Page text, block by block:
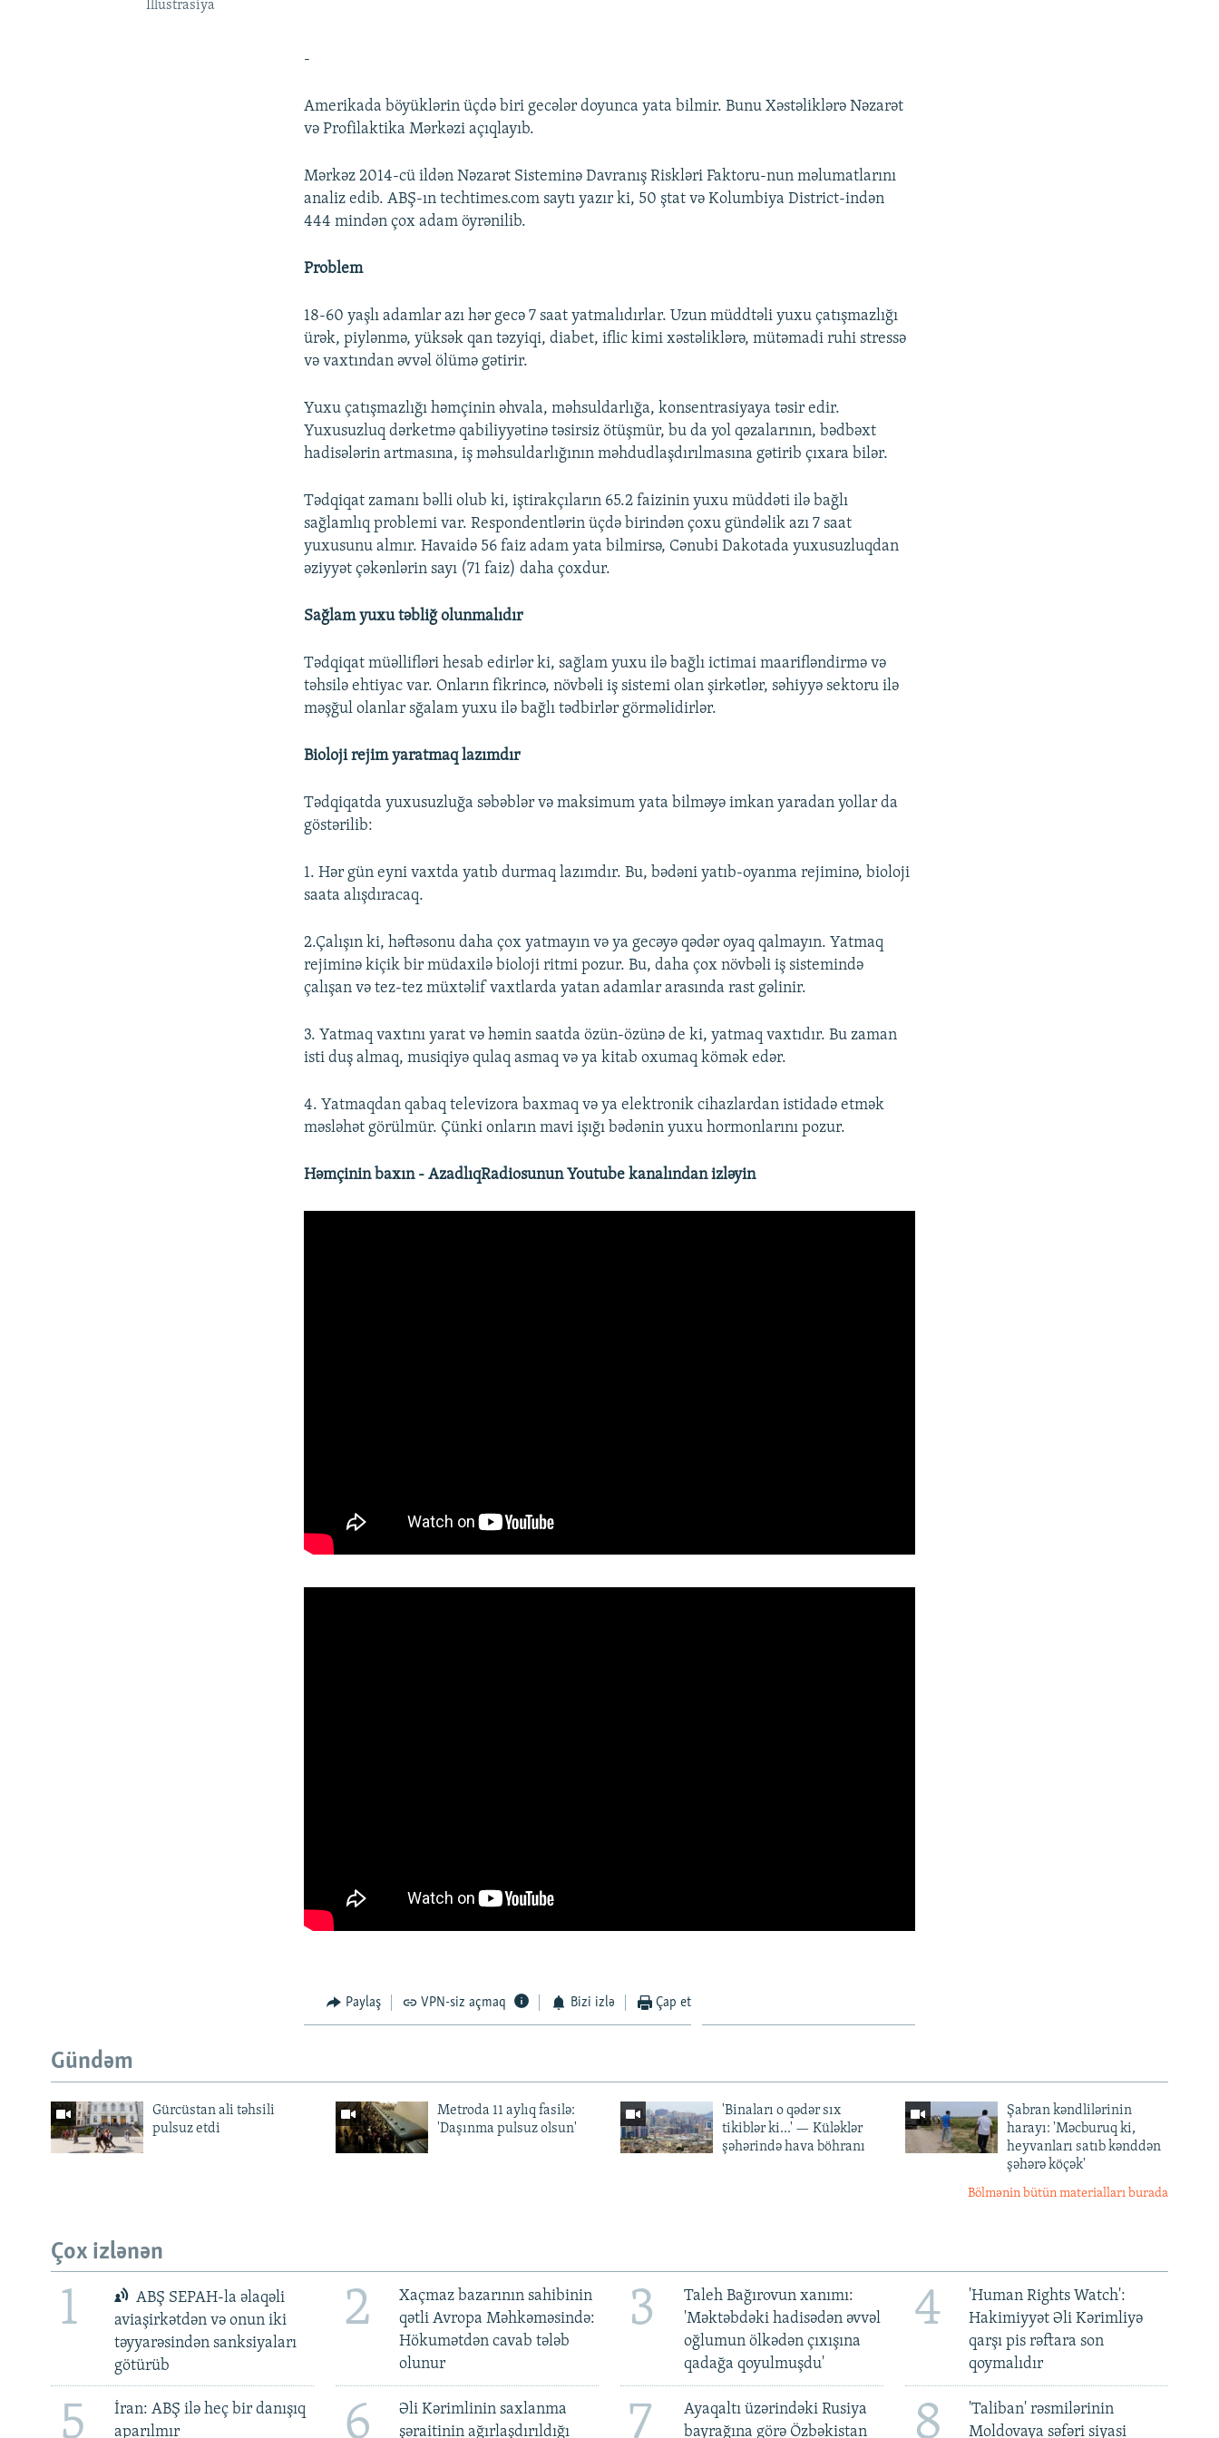
İllustrasiya
-
Amerikada böyüklərin üçdə biri gecələr doyunca yata bilmir. Bunu Xəstəliklərə Nəzarət
və Profilaktika Mərkəzi açıqlayıb.
Mərkəz 2014-cü ildən Nəzarət Sisteminə Davranış Riskləri Faktoru-nun məlumatlarını
analiz edib. ABŞ-ın techtimes.com saytı yazır ki, 50 ştat və Kolumbiya District-indən
444 mindən çox adam öyrənilib.
Problem
18-60 yaşlı adamlar azı hər gecə 7 saat yatmalıdırlar. Uzun müddtəli yuxu çatışmazlığı
ürək, piylənmə, yüksək qan təzyiqi, diabet, iflic kimi xəstəliklərə, mütəmadi ruhi stressə
və vaxtından əvvəl ölümə gətirir.
Yuxu çatışmazlığı həmçinin əhvala, məhsuldarlığa, konsentrasiyaya təsir edir.
Yuxusuzluq dərketmə qabiliyyətinə təsirsiz ötüşmür, bu da yol qəzalarının, bədbəxt
hadisələrin artmasına, iş məhsuldarlığının məhdudlaşdırılmasına gətirib çıxara bilər.
Tədqiqat zamanı bəlli olub ki, iştirakçıların 65.2 faizinin yuxu müddəti ilə bağlı
sağlamlıq problemi var. Respondentlərin üçdə birindən çoxu gündəlik azı 7 saat
yuxusunu almır. Havaidə 56 faiz adam yata bilmirsə, Cənubi Dakotada yuxusuzluqdan
əziyyət çəkənlərin sayı (71 faiz) daha çoxdur.
Sağlam yuxu təbliğ olunmalıdır
Tədqiqat müəllifləri hesab edirlər ki, sağlam yuxu ilə bağlı ictimai maarifləndirmə və
təhsilə ehtiyac var. Onların fikrincə, növbəli iş sistemi olan şirkətlər, səhiyyə sektoru ilə
məşğul olanlar sğalam yuxu ilə bağlı tədbirlər görməlidirlər.
Bioloji rejim yaratmaq lazımdır
Tədqiqatda yuxusuzluğa səbəblər və maksimum yata bilməyə imkan yaradan yollar da
göstərilib:
1. Hər gün eyni vaxtda yatıb durmaq lazımdır. Bu, bədəni yatıb-oyanma rejiminə, bioloji
saata alışdıracaq.
2.Çalışın ki, həftəsonu daha çox yatmayın və ya gecəyə qədər oyaq qalmayın. Yatmaq
rejiminə kiçik bir müdaxilə bioloji ritmi pozur. Bu, daha çox növbəli iş sistemində
çalışan və tez-tez müxtəlif vaxtlarda yatan adamlar arasında rast gəlinir.
3. Yatmaq vaxtını yarat və həmin saatda özün-özünə de ki, yatmaq vaxtıdır. Bu zaman
isti duş almaq, musiqiyə qulaq asmaq və ya kitab oxumaq kömək edər.
4. Yatmaqdan qabaq televizora baxmaq və ya elektronik cihazlardan istidadə etmək
məsləhət görülmür. Çünki onların mavi işığı bədənin yuxu hormonlarını pozur.
Həmçinin baxın - AzadlıqRadiosunun Youtube kanalından izləyin
Paylaş VPN-siz açmaq Bizi izlə Çap et
Gündəm
Gürcüstan ali təhsili
pulsuz etdi
Metroda 11 aylıq fasilə:
'Daşınma pulsuz olsun'
'Binaları o qədər sıx
tikiblər ki...' — Küləklər
şəhərində hava böhranı
Şabran kəndlilərinin
harayı: 'Məcburuq ki,
heyvanları satıb kənddən
şəhərə köçək'
Bölmənin bütün materialları burada
Çox izlənən
1
ABŞ SEPAH-la əlaqəli
aviaşirkətdən və onun iki
təyyarəsindən sanksiyaları
götürüb
2
Xaçmaz bazarının sahibinin
qətli Avropa Məhkəməsində:
Hökumətdən cavab tələb
olunur
3
Taleh Bağırovun xanımı:
'Məktəbdəki hadisədən əvvəl
oğlumun ölkədən çıxışına
qadağa qoyulmuşdu'
4
'Human Rights Watch':
Hakimiyyət Əli Kərimliyə
qarşı pis rəftara son
qoymalıdır
5
İran: ABŞ ilə heç bir danışıq
aparılmır
6
Əli Kərimlinin saxlanma
şəraitinin ağırlaşdırıldığı
7
Ayaqaltı üzərindəki Rusiya
bayrağına görə Özbəkistan
8
'Taliban' rəsmilərinin
Moldovaya səfəri siyasi